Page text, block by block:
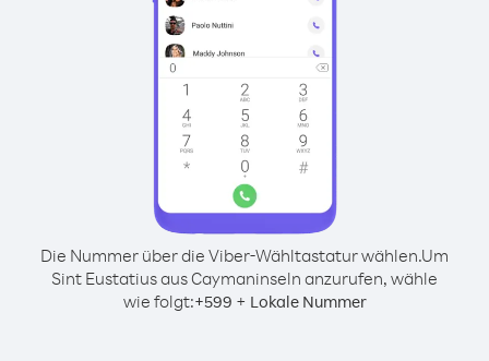
Die Nummer über die Viber-Wähltastatur wählen.Um
Sint Eustatius aus Caymaninseln anzurufen, wähle
wie folgt:+599 + Lokale Nummer